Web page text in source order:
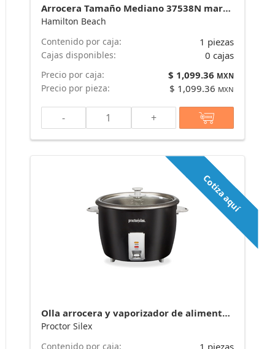
Arrocera Tamaño Mediano 37538N marca Hamilton Beach
Hamilton Beach
Contenido por caja:
1 piezas
Cajas disponibles: 0 cajas
Precio por caja: $ 1,099.36 MXN
Precio por pieza: $ 1,099.36 MXN
- +
Cotiza aquí
Olla arrocera y vaporizador de alimentos, 30 tazas cocidas 37555 marca Proctor Silex
Proctor Silex
Contenido por caja:
1 piezas